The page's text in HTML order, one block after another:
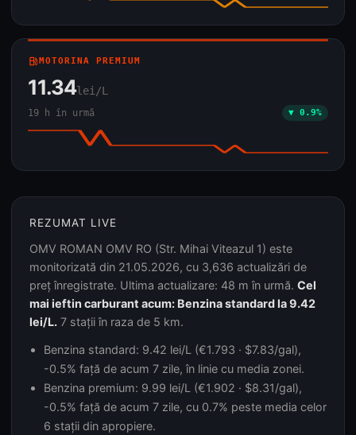
local_gas_stationMOTORINA PREMIUM
11.34lei/L
19 h în urmă ▼ 0.9%
REZUMAT LIVE
OMV ROMAN OMV RO (Str. Mihai Viteazul 1) este
monitorizată din 21.05.2026, cu 3,636 actualizări de
preț înregistrate. Ultima actualizare: 48 m în urmă. Cel
mai ieftin carburant acum: Benzina standard la 9.42
lei/L. 7 stații în raza de 5 km.
Benzina standard: 9.42 lei/L (€1.793 · $7.83/gal),
-0.5% față de acum 7 zile, în linie cu media zonei.
Benzina premium: 9.99 lei/L (€1.902 · $8.31/gal),
-0.5% față de acum 7 zile, cu 0.7% peste media celor
6 stații din apropiere.